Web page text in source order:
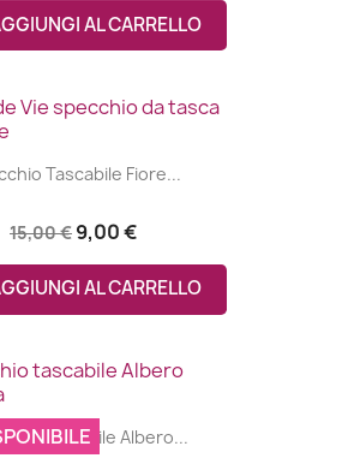
AL CARRELLO
Tascabile Fiore...
15,00 € 9,00 €
AL CARRELLO
Tascabile Albero...